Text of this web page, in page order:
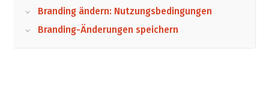
Branding ändern: Nutzungsbedingungen
Branding-Änderungen speichern